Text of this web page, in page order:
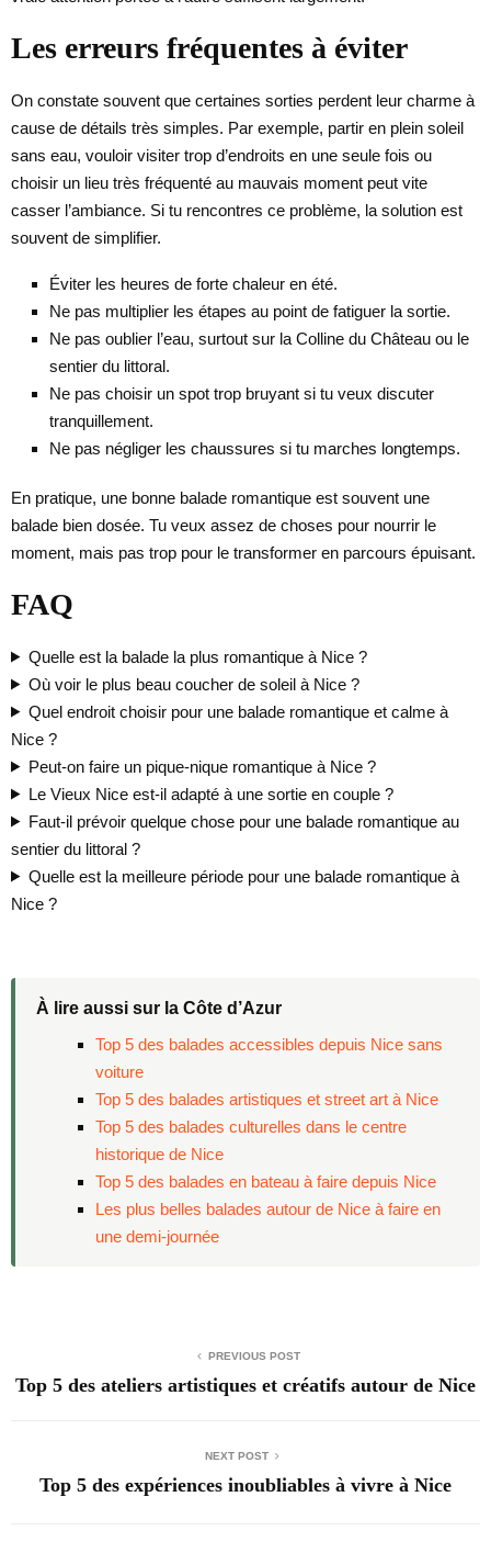
Les erreurs fréquentes à éviter
On constate souvent que certaines sorties perdent leur charme à
cause de détails très simples. Par exemple, partir en plein soleil
sans eau, vouloir visiter trop d’endroits en une seule fois ou
choisir un lieu très fréquenté au mauvais moment peut vite
casser l’ambiance. Si tu rencontres ce problème, la solution est
souvent de simplifier.
Éviter les heures de forte chaleur en été.
Ne pas multiplier les étapes au point de fatiguer la sortie.
Ne pas oublier l’eau, surtout sur la Colline du Château ou le
sentier du littoral.
Ne pas choisir un spot trop bruyant si tu veux discuter
tranquillement.
Ne pas négliger les chaussures si tu marches longtemps.
En pratique, une bonne balade romantique est souvent une
balade bien dosée. Tu veux assez de choses pour nourrir le
moment, mais pas trop pour le transformer en parcours épuisant.
FAQ
Quelle est la balade la plus romantique à Nice ?
Où voir le plus beau coucher de soleil à Nice ?
Quel endroit choisir pour une balade romantique et calme à
Nice ?
Peut-on faire un pique-nique romantique à Nice ?
Le Vieux Nice est-il adapté à une sortie en couple ?
Faut-il prévoir quelque chose pour une balade romantique au
sentier du littoral ?
Quelle est la meilleure période pour une balade romantique à
Nice ?
À lire aussi sur la Côte d’Azur
Top 5 des balades accessibles depuis Nice sans
voiture
Top 5 des balades artistiques et street art à Nice
Top 5 des balades culturelles dans le centre
historique de Nice
Top 5 des balades en bateau à faire depuis Nice
Les plus belles balades autour de Nice à faire en
une demi-journée
PREVIOUS POST
Top 5 des ateliers artistiques et créatifs autour de Nice
NEXT POST
Top 5 des expériences inoubliables à vivre à Nice